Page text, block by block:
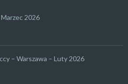
2026
– Warszawa – Luty 2026